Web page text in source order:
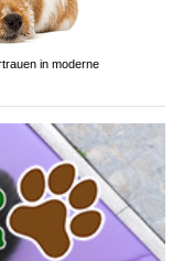
in moderne